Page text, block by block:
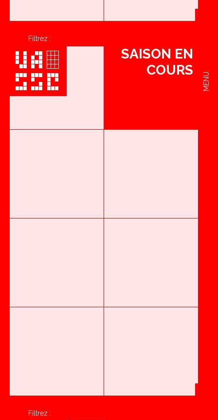
Filtrez :
MENU
SAISON EN
COURS
Filtrez :